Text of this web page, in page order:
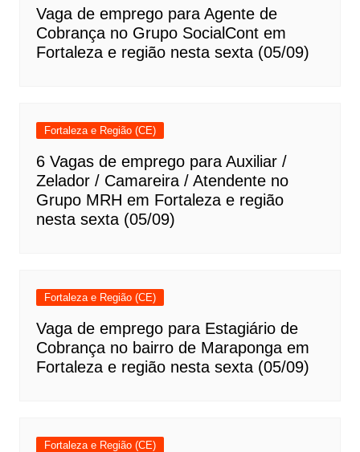
Vaga de emprego para Agente de
Cobrança no Grupo SocialCont em
Fortaleza e região nesta sexta (05/09)
Fortaleza e Região (CE)
6 Vagas de emprego para Auxiliar /
Zelador / Camareira / Atendente no
Grupo MRH em Fortaleza e região
nesta sexta (05/09)
Fortaleza e Região (CE)
Vaga de emprego para Estagiário de
Cobrança no bairro de Maraponga em
Fortaleza e região nesta sexta (05/09)
Fortaleza e Região (CE)